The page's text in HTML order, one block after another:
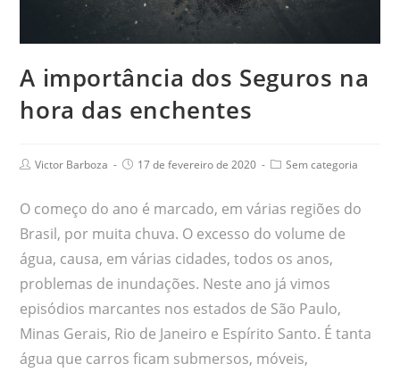
A importância dos Seguros na
hora das enchentes
Victor Barboza 17 de fevereiro de 2020 Sem categoria
O começo do ano é marcado, em várias regiões do
Brasil, por muita chuva. O excesso do volume de
água, causa, em várias cidades, todos os anos,
problemas de inundações. Neste ano já vimos
episódios marcantes nos estados de São Paulo,
Minas Gerais, Rio de Janeiro e Espírito Santo. É tanta
água que carros ficam submersos, móveis,